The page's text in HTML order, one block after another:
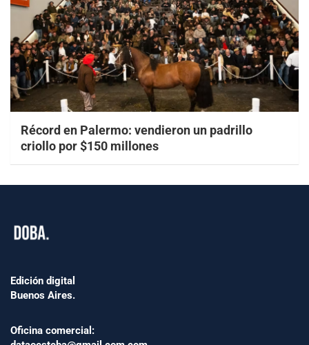
Récord en Palermo: vendieron un padrillo
criollo por $150 millones
Edición digital
Buenos Aires.
Oficina comercial: